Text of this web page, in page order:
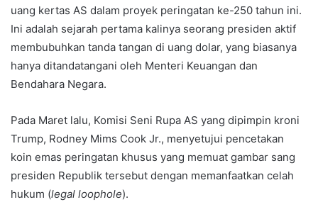
uang kertas AS dalam proyek peringatan ke-250 tahun ini.
Ini adalah sejarah pertama kalinya seorang presiden aktif
membubuhkan tanda tangan di uang dolar, yang biasanya
hanya ditandatangani oleh Menteri Keuangan dan
Bendahara Negara.
Pada Maret lalu, Komisi Seni Rupa AS yang dipimpin kroni
Trump, Rodney Mims Cook Jr., menyetujui pencetakan
koin emas peringatan khusus yang memuat gambar sang
presiden Republik tersebut dengan memanfaatkan celah
hukum (legal loophole).